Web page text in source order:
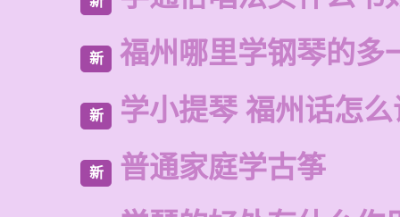
新 福州哪里学钢琴的多
新 学小提琴 福州话怎
新 普通家庭学古筝